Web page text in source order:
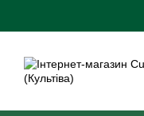
Перейти до основного